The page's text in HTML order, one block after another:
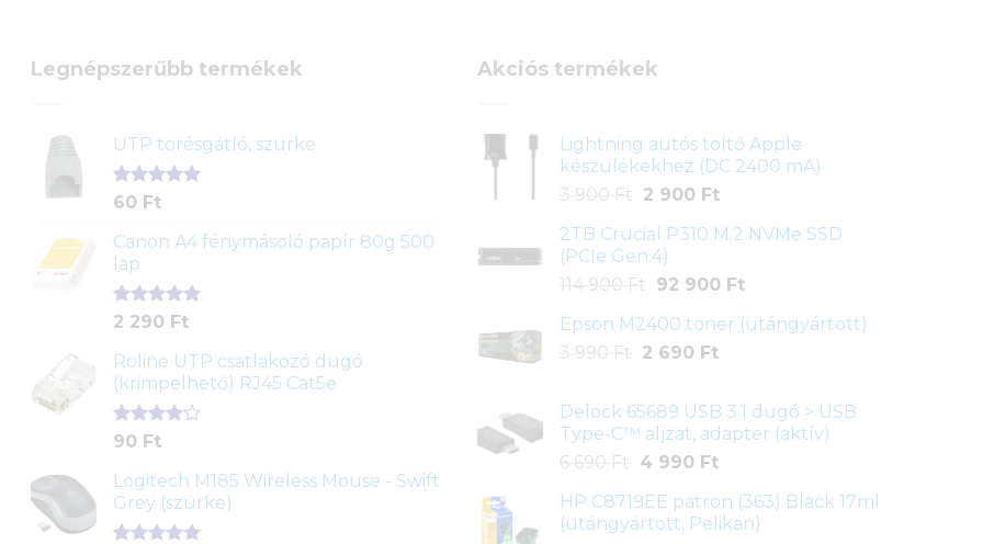
Legnépszerűbb termékek
UTP törésgátló, szürke
Értékelés
ből,
1
értékelés
alapján
60 Ft
Canon A4 fénymásoló papír 80g 500
lap
Értékelés
ből,
2
értékelés
alapján
2 290 Ft
Roline UTP csatlakozó dugó
(krimpelhető) RJ45 Cat5e
Értékelés
5-ből,
2
értékelés
alapján
90 Ft
Logitech M185 Wireless Mouse - Swift
Grey (szürke)
Akciós termékek
Lightning autós töltő Apple
készülékekhez (DC 2400 mA)
3 900 Ft
Original
was:
3
900 Ft.
2 900 FtCurrent
is:
900 Ft.
2TB Crucial P310 M.2 NVMe SSD
(PCIe Gen.4)
114 900 Ft
Original
was:
114
92 900 FtCurrent
is:
Epson M2400 toner (utángyártott)
3 990 Ft
Original
3
990 Ft.
2 690 FtCurrent
2
690 Ft.
Delock 65689 USB 3.1 dugó > USB
Type-C™ aljzat, adapter (aktív)
6 690 Ft
Original
was:
6
4 990 FtCurrent
is:
4
HP C8719EE patron (363) Black 17ml
(utángyártott, Pelikan)